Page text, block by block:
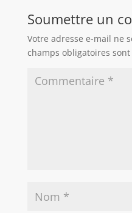
Soumettre un
Votre adresse e-mail ne
champs obligatoires